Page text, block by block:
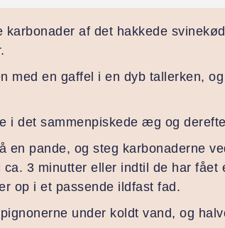
karbonader af det hakkede
med en gaffel i en dyb tallerken,
i det sammenpiskede æg og
en pande, og steg karbonaderne
ca. 3 minutter eller indtil de har
op i et passende ildfast fad.
under koldt vand, og